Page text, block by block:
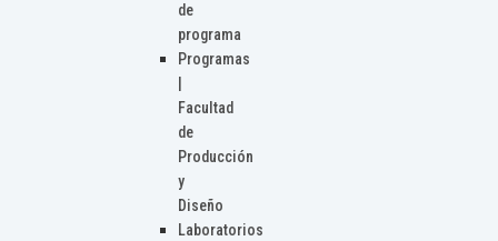
de
programa
Programas
Facultad
de
Producción
y
Diseño
Laboratorios